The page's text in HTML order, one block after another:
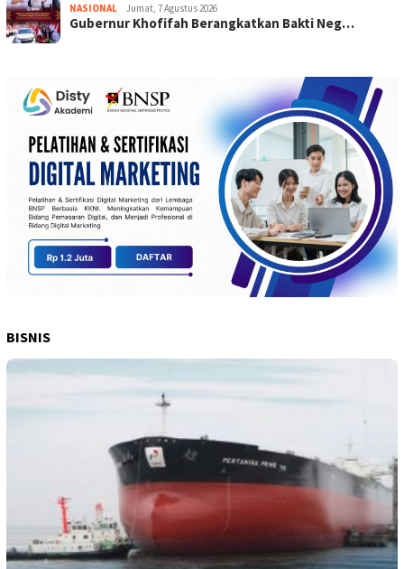
NASIONAL Jumat, 7 Agustus 2026
Gubernur Khofifah Berangkatkan Bakti Neg…
BISNIS